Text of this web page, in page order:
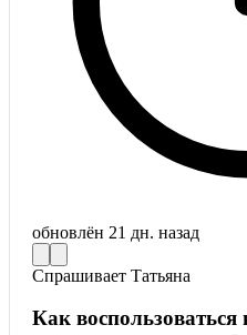
обновлён 21 дн. назад
Спрашивает Татьяна
Как воспользоваться